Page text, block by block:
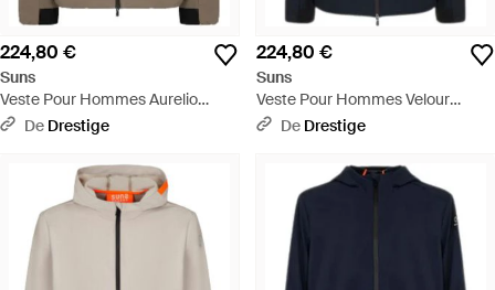
224,80 €
Suns
Veste Pour Hommes Aurelio
Velour Fossil - Marron
De Drestige
224,80 €
Suns
Veste Pour Hommes Velour
D'Automne Bleu Fonce - Bleu
De Drestige